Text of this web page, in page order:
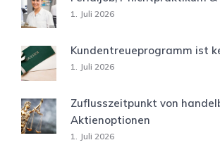
1. Juli 2026
Kundentreueprogramm ist
1. Juli 2026
Zuflusszeitpunkt von
Aktienoptionen
1. Juli 2026